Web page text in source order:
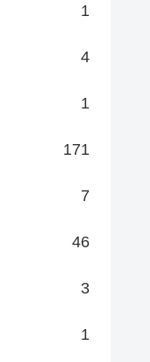
1
4
1
171
7
46
3
1